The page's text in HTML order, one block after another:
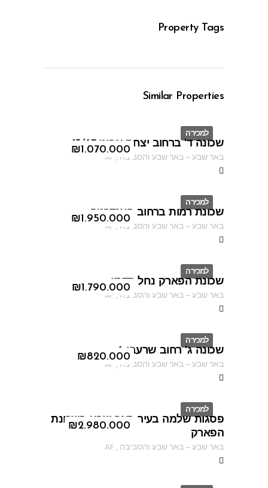
Property Tags
Similar Properties
למכירה
ID
₪1.070.000
שכונה ד' ברחוב יצחק אבינו 13/67
באר שבע–באר שבע והסביבה ,
AF
למכירה
ID
₪1.950.000
שכונת רמות ברחוב האנדרטה
באר שבע–באר שבע והסביבה ,
AF
למכירה
ID
₪1.790.000
שכונת הפארק נחל קדרון
באר שבע–באר שבע והסביבה ,
AF
למכירה
ID
₪820.000
שכונה ג' רחוב שרעבי 6
באר שבע–באר שבע והסביבה ,
AF
למכירה
ID
₪2.980.000
פסגות שלמה בעיר באר שבע בשכונת
הפארק
באר שבע–באר שבע והסביבה ,
AF